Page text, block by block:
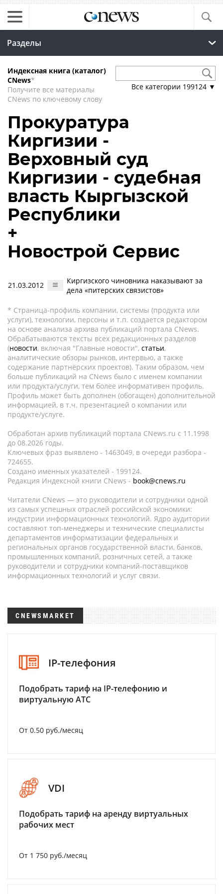
Разделы
Индексная книга (каталог)
CNews*
Получите все материалы
CNews по ключевому слову
Все категории 199124 ▼
Прокуратура
Киргизии -
Верховный суд
Киргизии - судебная
власть Кыргызской
Республики
+
Новострой Сервис
21.03.2012
Киргизского чиновника наказывают за
дела «питерских связистов»
* Страница-профиль компании, системы (продукта или
услуги), технологии, персоны и т.п. создается редактором
на основе анализа архива публикаций портала CNews.
Обрабатываются тексты всех редакционных разделов
(новости, включая "Главные новости", статьи,
аналитические обзоры рынков, интервью, а также
содержание партнёрских проектов). Таким образом, чем
больше публикаций на CNews было с именем компании
или продукта/услуги, тем более информативен профиль.
Профиль может быть дополнен (обогащен) дополнительной
информацией, в т.ч. презентацией о компании или
продукте/услуге.
Обработан архив публикаций портала CNews.ru c 11.1998
до 08.2026 годы.
Ключевых фраз выявлено - 1463049, в очереди разбора -
724655.
Создано именных указателей - 199124.
Редакция Индексной книги CNews - book@cnews.ru
Читатели CNews — это руководители и сотрудники одной
из самых успешных отраслей российской экономики:
индустрии информационных технологий. Ядро аудитории
составляют топ-менеджеры и технические специалисты
департаментов информатизации федеральных и
региональных органов государственной власти, банков,
промышленных компаний, розничных сетей, а также
руководители и сотрудники компаний-поставщиков
информационных технологий и услуг связи.
CNEWSMARKET
IP-телефония
Подобрать тариф на IP-телефонию и
виртуальную АТС
От 0.50 руб./месяц
VDI
Подобрать тариф на аренду виртуальных
рабочих мест
От 1 750 руб./месяц